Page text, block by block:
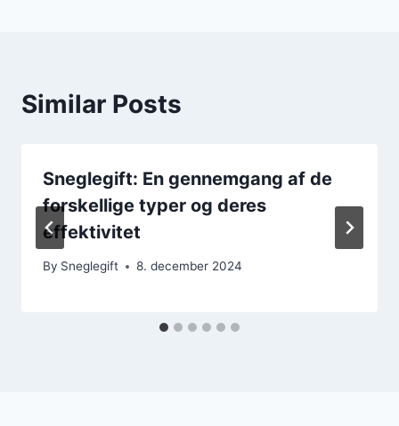
Similar Posts
Sneglegift: En gennemgang af de
forskellige typer og deres
effektivitet
By Sneglegift 8. december 2024